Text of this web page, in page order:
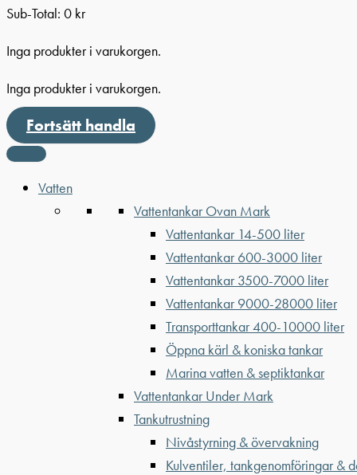
Sub-Total: 0 kr
Inga produkter i varukorgen.
Inga produkter i varukorgen.
Fortsätt handla
Vatten
Vattentankar Ovan Mark
Vattentankar 14-500 liter
Vattentankar 600-3000 liter
Vattentankar 3500-7000 liter
Vattentankar 9000-28000 liter
Transporttankar 400-10000 liter
Öppna kärl & koniska tankar
Marina vatten & septiktankar
Vattentankar Under Mark
Tankutrustning
Nivåstyrning & övervakning
Kulventiler, tankgenomföringar &